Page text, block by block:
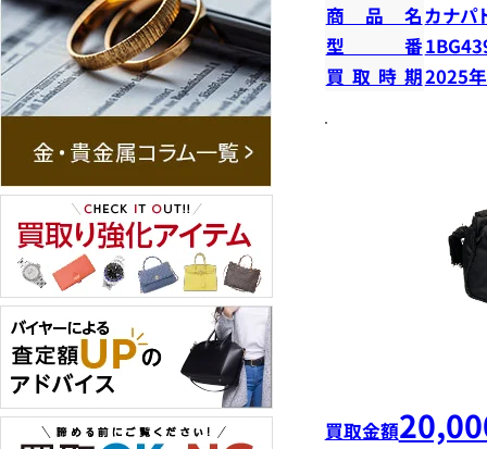
商品名 カナパ
型番
買取時期2025
買取金額